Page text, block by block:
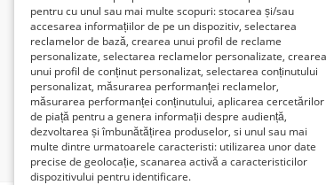
pentru cu unul sau mai multe scopuri: stocarea și/sau
accesarea informațiilor de pe un dispozitiv, selectarea
reclamelor de bază, crearea unui profil de reclame
personalizate, selectarea reclamelor personalizate, crearea
unui profil de conținut personalizat, selectarea conținutului
personalizat, măsurarea performanței reclamelor,
măsurarea performanței conținutului, aplicarea cercetărilor
de piață pentru a genera informații despre audiență,
dezvoltarea și îmbunătățirea produselor, si unul sau mai
multe dintre urmatoarele caracteristi: utilizarea unor date
precise de geolocație, scanarea activă a caracteristicilor
dispozitivului pentru identificare.